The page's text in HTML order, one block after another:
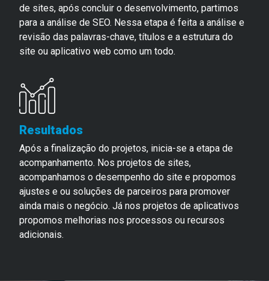
de sites, após concluir o desenvolvimento, partimos
para a análise de SEO. Nessa etapa é feita a análise e
revisão das palavras-chave, títulos e a estrutura do
site ou aplicativo web como um todo.
Resultados
Após a finalização do projetos, inicia-se a etapa de
acompanhamento. Nos projetos de sites,
acompanhamos o desempenho do site e propomos
ajustes e ou soluções de parceiros para promover
ainda mais o negócio. Já nos projetos de aplicativos
propomos melhorias nos processos ou recursos
adicionais.